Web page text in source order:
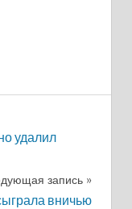
удалил
запись
вничью